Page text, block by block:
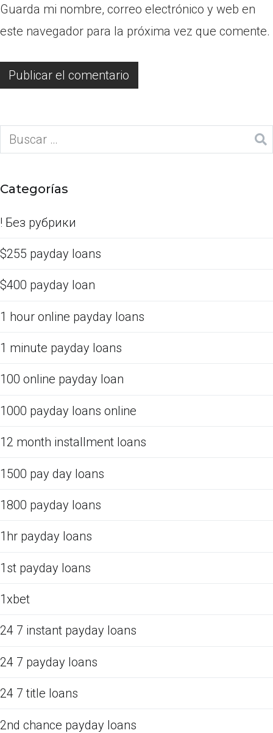
Guarda mi nombre, correo electrónico y web en
este navegador para la próxima vez que comente.
Categorías
! Без рубрики
$255 payday loans
$400 payday loan
1 hour online payday loans
1 minute payday loans
100 online payday loan
1000 payday loans online
12 month installment loans
1500 pay day loans
1800 payday loans
1hr payday loans
1st payday loans
1xbet
24 7 instant payday loans
24 7 payday loans
24 7 title loans
2nd chance payday loans